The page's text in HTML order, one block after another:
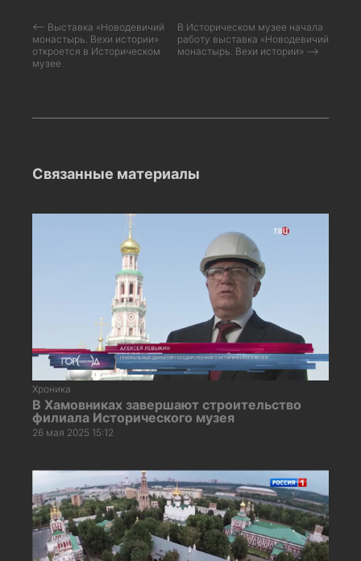
⟵ Выставка «Новодевичий
монастырь. Вехи истории»
откроется в Историческом
музее
В Историческом музее начала
работу выставка «Новодевичий
монастырь. Вехи истории» ⟶
Связанные материалы
Хроника
В Хамовниках завершают строительство
филиала Исторического музея
26 мая 2025 15:12